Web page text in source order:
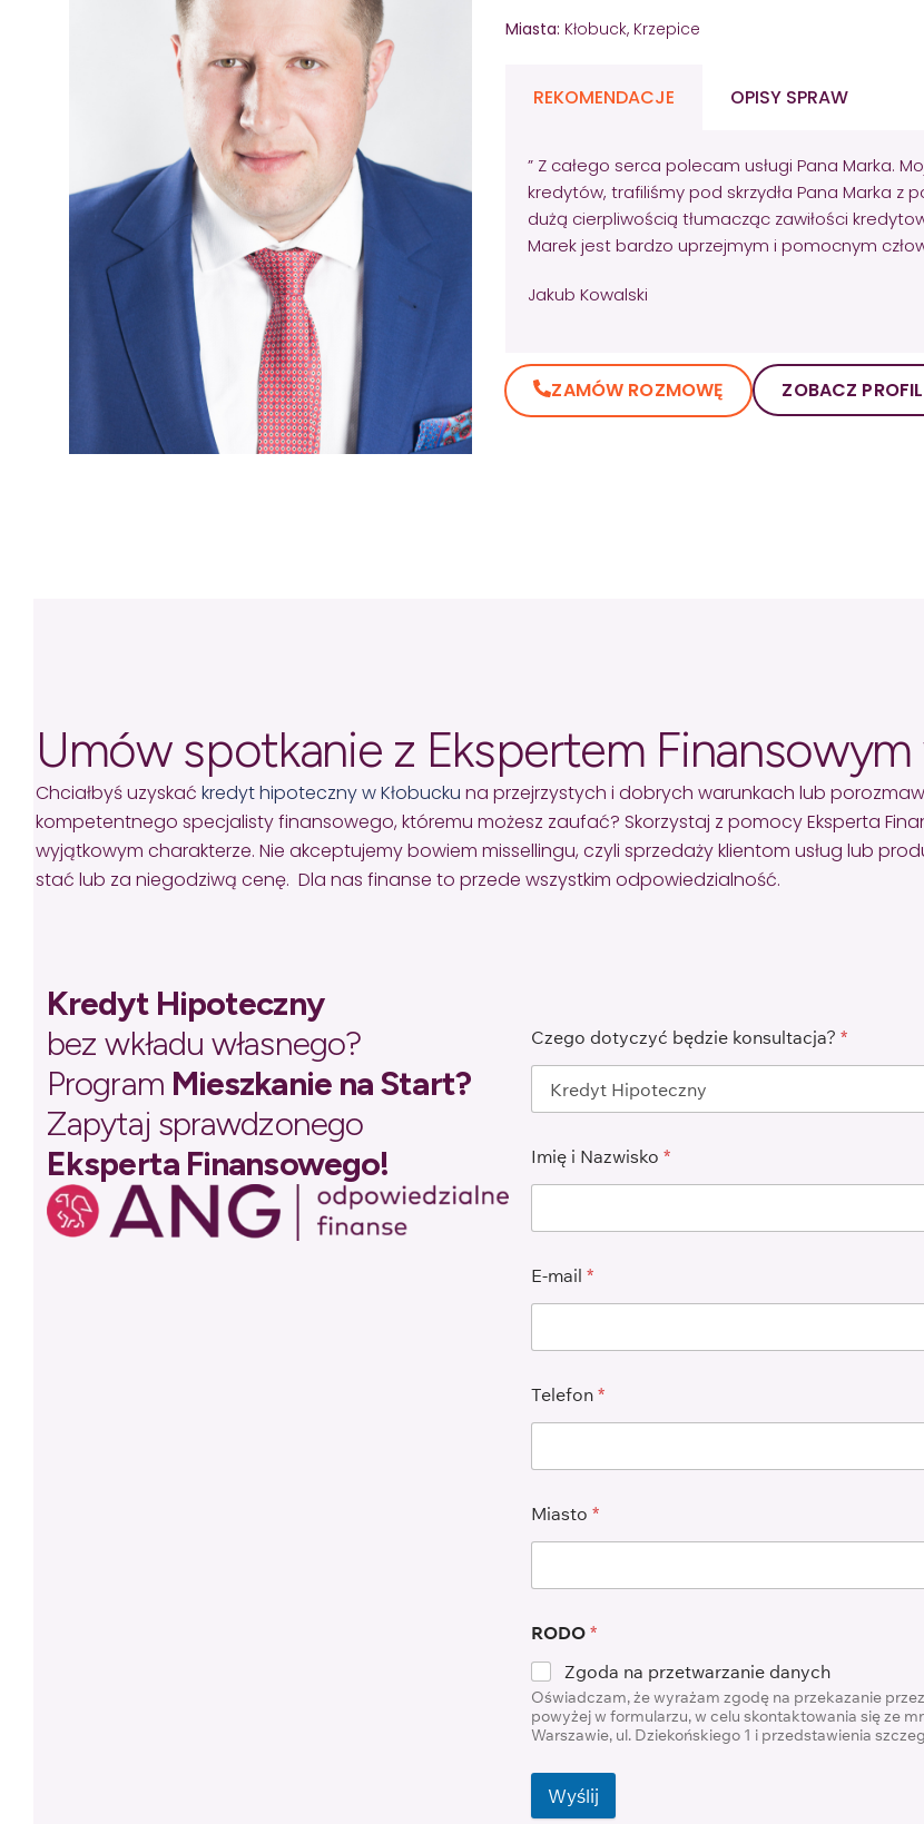
Miasta: Kłobuck, Krzepice
REKOMENDACJE OPISY SPRAW
” Z całego serca polecam usługi Pana Marka.
kredytów, trafiliśmy pod skrzydła Pana Marka z
dużą cierpliwością tłumacząc zawiłości
Marek jest bardzo uprzejmym i pomocnym
Jakub Kowalski
ZAMÓW ROZMOWĘ ZOBACZ PROFIL
Umów spotkanie z Ekspertem
Chciałbyś uzyskać kredyt hipoteczny w Kłobucku na przejrzystych i dobrych warunkach lub
kompetentnego specjalisty finansowego, któremu możesz zaufać? Skorzystaj z pomocy Eksperta
wyjątkowym charakterze. Nie akceptujemy bowiem missellingu, czyli sprzedaży klientom usług lub
stać lub za niegodziwą cenę. Dla nas finanse to przede wszystkim odpowiedzialność.
Kredyt Hipoteczny
bez wkładu własnego?
Program Mieszkanie na Start?
Zapytaj sprawdzonego
Eksperta Finansowego!
Czego dotyczyć będzie konsultacja? *
Imię i Nazwisko *
E-mail *
Telefon *
Miasto *
RODO *
Zgoda na przetwarzanie danych
Oświadczam, że wyrażam zgodę na przekazanie
powyżej w formularzu, w celu skontaktowania się ze
Warszawie, ul. Dziekońskiego 1 i przedstawienia
Wyślij